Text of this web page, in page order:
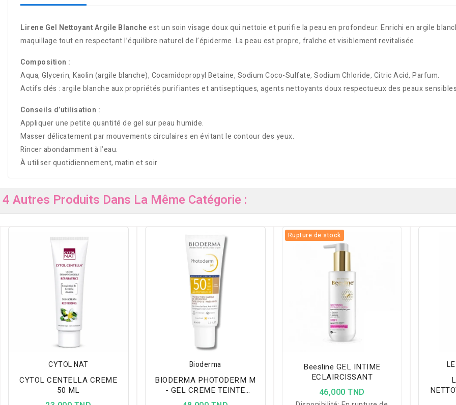
Lirene Gel Nettoyant Argile Blancheest un soin visage doux qui nettoie et purifie la peau en profondeur. Enrichi en argile
maquillage tout en respectant l’équilibre naturel de l’épiderme. La peau est propre, fraîche et visiblement revitalisée.
Composition :
Aqua, Glycerin, Kaolin (argile blanche), Cocamidopropyl Betaine, Sodium Coco-Sulfate, Sodium Chloride, Citric Acid, Parfum.
Actifs clés : argile blanche aux propriétés purifiantes et antiseptiques, agents nettoyants doux respectueux des peaux
Conseils d’utilisation :
Appliquer une petite quantité de gel sur peau humide.
Masser délicatement par mouvements circulaires en évitant le contour des yeux.
Rincer abondamment à l’eau.
À utiliser quotidiennement, matin et soir
4 Autres Produits Dans La Même Catégorie :
CYTOL NAT
CYTOL CENTELLA CREME
50 ML
Bioderma
BIODERMA PHOTODERM M
- GEL CREME TEINTE
DOREE SPF50+ 40ML
Rupture de stock
Beesline GEL INTIME
ECLAIRCISSANT
46,000 TND